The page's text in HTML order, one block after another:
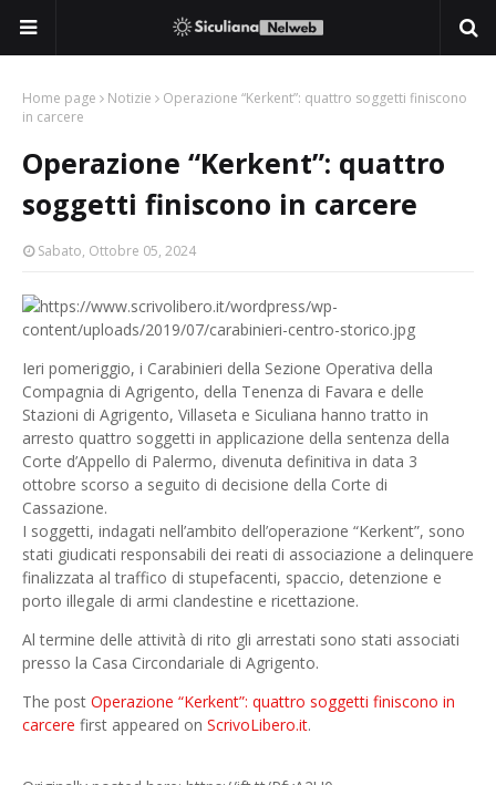
Home page Notizie
Operazione “Kerkent”: quattro soggetti finiscono
in carcere
Operazione “Kerkent”: quattro
soggetti finiscono in carcere
Sabato, Ottobre 05, 2024
Ieri pomeriggio, i Carabinieri della Sezione Operativa della
Compagnia di Agrigento, della Tenenza di Favara e delle
Stazioni di Agrigento, Villaseta e Siculiana hanno tratto in
arresto quattro soggetti in applicazione della sentenza della
Corte d’Appello di Palermo, divenuta definitiva in data 3
ottobre scorso a seguito di decisione della Corte di
Cassazione.
I soggetti, indagati nell’ambito dell’operazione “Kerkent”, sono
stati giudicati responsabili dei reati di associazione a delinquere
finalizzata al traffico di stupefacenti, spaccio, detenzione e
porto illegale di armi clandestine e ricettazione.
Al termine delle attività di rito gli arrestati sono stati associati
presso la Casa Circondariale di Agrigento.
The post Operazione “Kerkent”: quattro soggetti finiscono in
carcere first appeared on ScrivoLibero.it.